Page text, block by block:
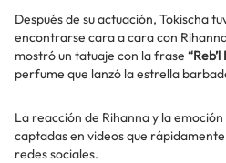
Después de su actuación, Tokischa
encontrarse cara a cara con
mostró un tatuaje con la frase
perfume que lanzó la estrella
La reacción de Rihanna y la
captadas en videos que
redes sociales.